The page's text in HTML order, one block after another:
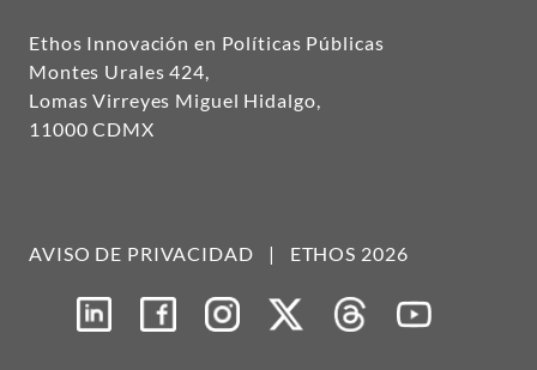
Ethos Innovación en Políticas Públicas
Montes Urales 424,
Lomas Virreyes Miguel Hidalgo,
11000 CDMX
AVISO DE PRIVACIDAD | ETHOS 2026